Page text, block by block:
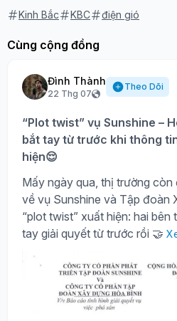
Kinh Bắc KBC điện gió
Cùng cộng đồng
Đình Thành
22 Thg 07
Theo Dõi
“Plot twist” vụ Sunshine –
bắt tay từ trước khi thông
hiện😌
Mấy ngày qua, thị trường còn
về vụ Sunshine và Tập đoàn
“plot twist” xuất hiện: hai
tay giải quyết từ trước rồi 🤝